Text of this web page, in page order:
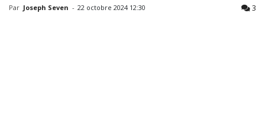
Par Joseph Seven - 22 octobre 2024 12:30 3